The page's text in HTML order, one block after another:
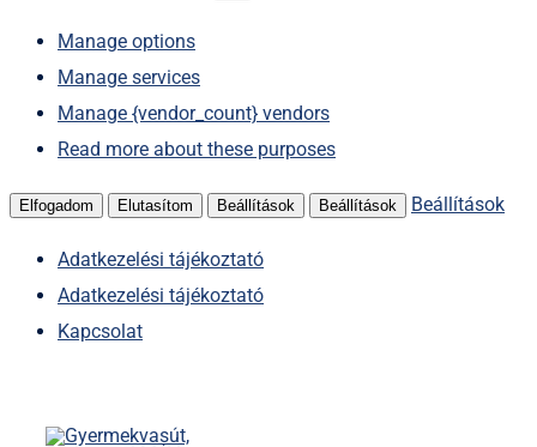
Manage options
Manage services
Manage {vendor_count} vendors
Read more about these purposes
Elfogadom Elutasítom Beállítások Beállítások Beállítások
Adatkezelési tájékoztató
Adatkezelési tájékoztató
Kapcsolat